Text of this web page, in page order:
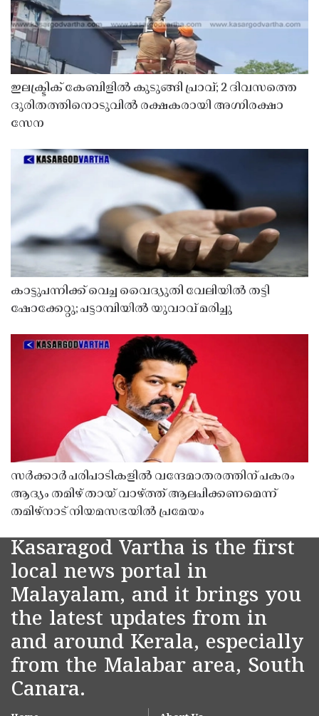
ഇലക്ട്രിക് കേബിളിൽ കുടുങ്ങി പ്രാവ്; 2 ദിവസത്തെ
ദുരിതത്തിനൊടുവിൽ രക്ഷകരായി അഗ്നിരക്ഷാ
സേന
കാട്ടുപന്നിക്ക് വെച്ച വൈദ്യുതി വേലിയിൽ തട്ടി
ഷോക്കേറ്റു; പട്ടാമ്പിയിൽ യുവാവ് മരിച്ചു
സർക്കാർ പരിപാടികളിൽ വന്ദേമാതരത്തിന് പകരം
ആദ്യം തമിഴ് തായ് വാഴ്ത്ത് ആലപിക്കണമെന്ന്
തമിഴ്നാട് നിയമസഭയിൽ പ്രമേയം
Kasaragod Vartha is the first
local news portal in
Malayalam, and it brings you
the latest updates from in
and around Kerala, especially
from the Malabar area, South
Canara.